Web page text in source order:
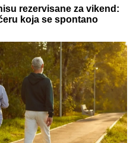
поставио замку
Заостру